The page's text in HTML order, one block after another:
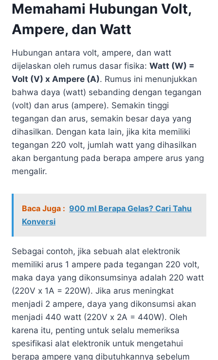
Memahami Hubungan Volt,
Ampere, dan Watt
Hubungan antara volt, ampere, dan watt
dijelaskan oleh rumus dasar fisika: Watt (W) =
Volt (V) x Ampere (A). Rumus ini menunjukkan
bahwa daya (watt) sebanding dengan tegangan
(volt) dan arus (ampere). Semakin tinggi
tegangan dan arus, semakin besar daya yang
dihasilkan. Dengan kata lain, jika kita memiliki
tegangan 220 volt, jumlah watt yang dihasilkan
akan bergantung pada berapa ampere arus yang
mengalir.
Baca Juga : 900 ml Berapa Gelas? Cari Tahu
Konversi
Sebagai contoh, jika sebuah alat elektronik
memiliki arus 1 ampere pada tegangan 220 volt,
maka daya yang dikonsumsinya adalah 220 watt
(220V x 1A = 220W). Jika arus meningkat
menjadi 2 ampere, daya yang dikonsumsi akan
menjadi 440 watt (220V x 2A = 440W). Oleh
karena itu, penting untuk selalu memeriksa
spesifikasi alat elektronik untuk mengetahui
berapa ampere yang dibutuhkannya sebelum